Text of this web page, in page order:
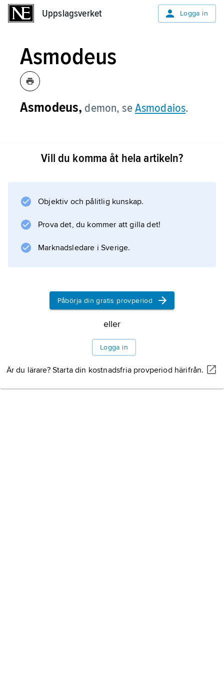
Uppslagsverket Logga in
Asmodeus
Asmodeus, demon, seAsmodaios.
Vill du komma åt hela artikeln?
Objektiv och pålitlig kunskap.
Prova det, du kommer att gilla det!
Marknadsledare i Sverige.
Påbörja din gratis provperiod
eller
Logga in
Är du lärare? Starta din kostnadsfria provperiod härifrån.